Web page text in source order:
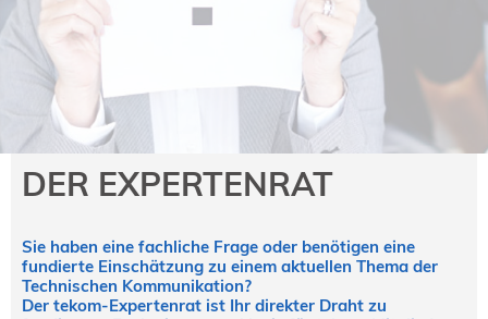
NORDIC TechKomm Kopenhagen
23.-24. September 2026
tekom-Jahrestagung 2026
10.-12. November, 2026 in Stuttgart
Mitglied werden
Expertenrat
Stellenangebote
Stellengesuche
Dienstleister
DER EXPERTENRAT
Sie haben eine fachliche Frage oder benötigen eine
fundierte Einschätzung zu einem aktuellen Thema der
Technischen Kommunikation?
Der tekom-Expertenrat ist Ihr direkter Draht zu